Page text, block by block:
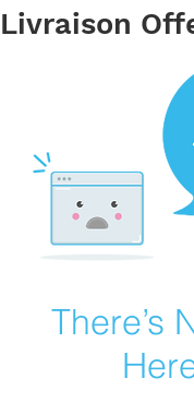
Livraison
There’s